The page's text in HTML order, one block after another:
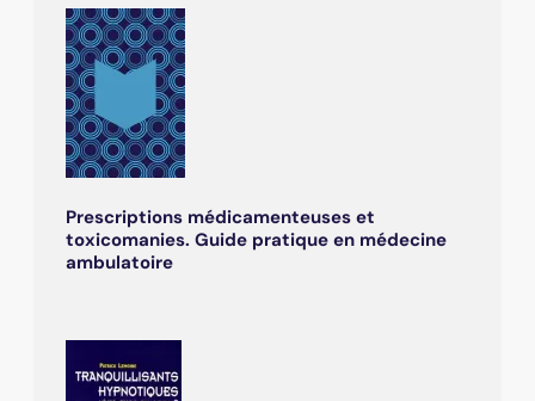
Prescriptions médicamenteuses et
toxicomanies. Guide pratique en médecine
ambulatoire